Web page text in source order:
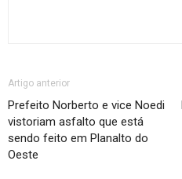
Artigo anterior
Prefeito Norberto e vice Noedi
vistoriam asfalto que está
sendo feito em Planalto do
Oeste